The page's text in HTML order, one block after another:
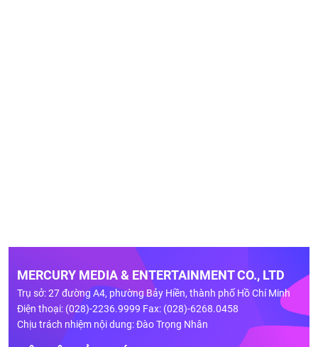
MERCURY MEDIA & ENTERTAINMENT CO., LTD
Trụ sở: 27 đường A4, phường Bảy Hiền, thành phố Hồ Chí Minh
Điện thoại: (028)-2236.9999 Fax: (028)-6268.0458
Chịu trách nhiệm nội dung: Đào Trọng Nhân